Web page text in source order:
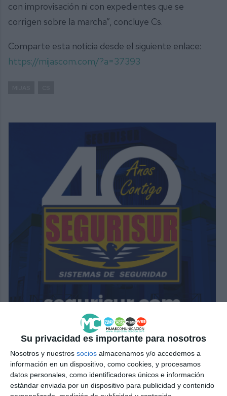
Su privacidad es importante para nosotros
Nosotros y nuestros socios almacenamos y/o accedemos a
información en un dispositivo, como cookies, y procesamos
datos personales, como identificadores únicos e información
estándar enviada por un dispositivo para publicidad y contenido
con improvisación ni con expedientes que se
corrigen sobre la marcha”, concluye Cs.
Comparte esta noticia desde el siguiente enlace:
https://mijascom.com/?a=37393